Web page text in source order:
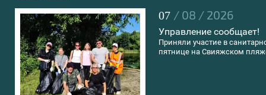
07 / 08 / 2026
Управление сообщает!
Приняли участие в
пятнице на Свияжском